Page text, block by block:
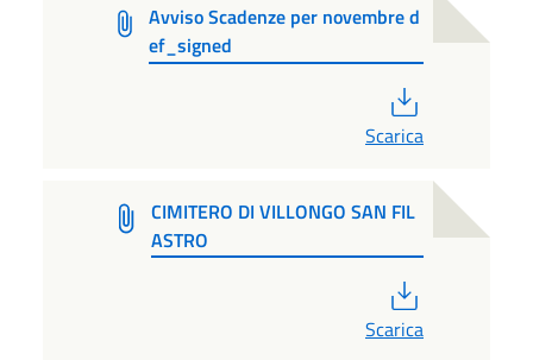
Avviso Scadenze per novembre d
ef_signed
Scarica
CIMITERO DI VILLONGO SAN FIL
ASTRO
Scarica